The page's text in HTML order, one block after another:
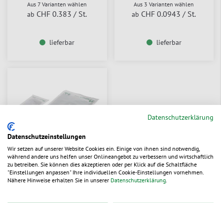
Aus 7 Varianten wählen
ab CHF 0.383 / St.
lieferbar
Aus 3 Varianten wählen
ab CHF 0.0943 / St.
lieferbar
Flachbeutel aus
Pergaminpapier mit
Datenschutzerklärung
Datenschutzeinstellungen
Wir setzen auf unserer Website Cookies ein. Einige von ihnen sind notwendig,
während andere uns helfen unser Onlineangebot zu verbessern und wirtschaftlich
zu betreiben. Sie können dies akzeptieren oder per Klick auf die Schaltfläche
"Einstellungen anpassen" Ihre individuellen Cookie-Einstellungen vornehmen.
Nähere Hinweise erhalten Sie in unserer Datenschutzerklärung.